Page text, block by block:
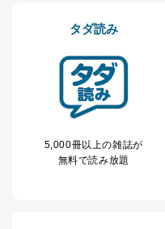
タダ読み
5,000冊以上の雑誌が
無料で読み放題